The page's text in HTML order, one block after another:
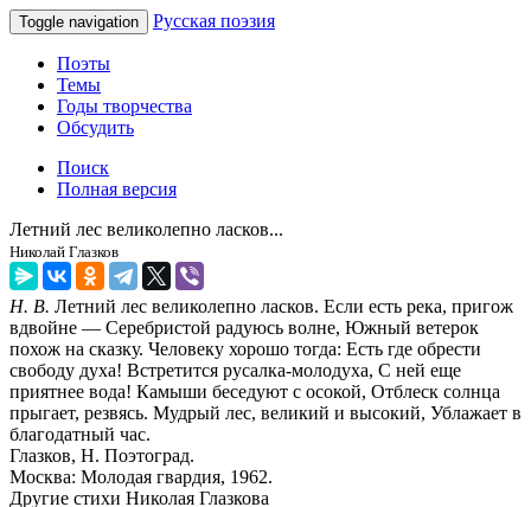
Toggle navigation Русская поэзия
Поэты
Темы
Годы творчества
Обсудить
Поиск
Полная версия
Летний лес великолепно ласков...
Николай Глазков
Н. В. Летний лес великолепно ласков. Если есть река, пригож
вдвойне — Серебристой радуюсь волне, Южный ветерок
похож на сказку. Человеку хорошо тогда: Есть где обрести
свободу духа! Встретится русалка-молодуха, С ней еще
приятнее вода! Камыши беседуют с осокой, Отблеск солнца
прыгает, резвясь. Мудрый лес, великий и высокий, Ублажает в
благодатный час.
Глазков, Н. Поэтоград.
Москва: Молодая гвардия, 1962.
Другие стихи Николая Глазкова